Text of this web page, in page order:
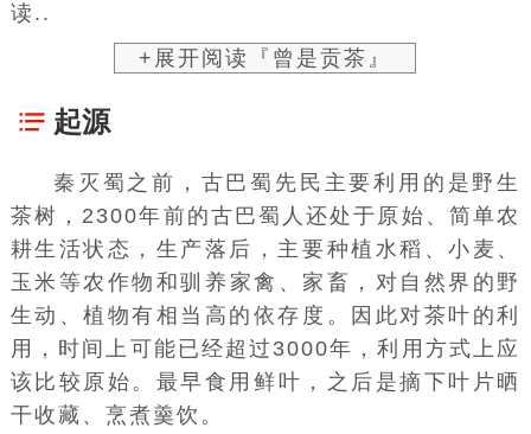
读..
+展开阅读『曾是贡茶』
起源
秦灭蜀 之前，古 巴蜀 先民主要利用的是野生
茶树，2300年前的古巴蜀人还处于原始、简单农
耕生活状态，生产落后，主要种植水稻、小麦、
玉米等农作物和驯养 家禽 、 家畜 ，对自然界的野
生动、植物有相当高的依存度。因此对茶叶的利
用，时间上可能已经超过3000年，利用方式上应
该比较原始。最早食用 鲜叶 ，之后是摘下叶片晒
干收藏、烹煮羹饮。